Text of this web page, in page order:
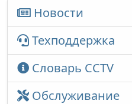
Новости
Техподдержка
Словарь CCTV
Обслуживание